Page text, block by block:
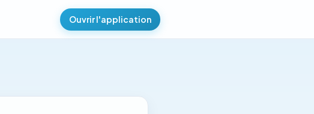
Ouvrir l'application